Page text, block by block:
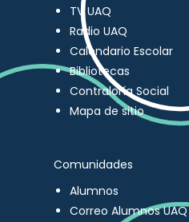
TV UAQ
Radio UAQ
Calendario Escolar
Bibliotecas
Contraloría Social
Mapa de sitio
Comunidades
Alumnos
Correo Alumnos UAQ